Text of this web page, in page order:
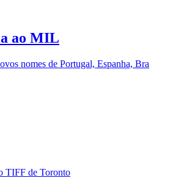
ao MIL
nomes de Portugal, Espanha, Bra